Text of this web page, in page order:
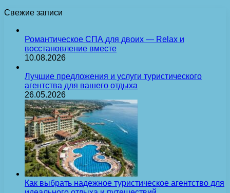
Свежие записи
Романтическое СПА для двоих — Relax и
восстановление вместе
10.08.2026
Лучшие предложения и услуги туристического
агентства для вашего отдыха
26.05.2026
Как выбрать надежное туристическое агентство для